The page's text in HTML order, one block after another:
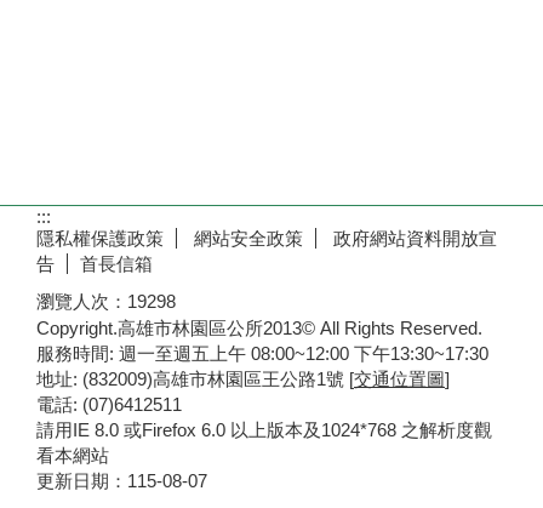
:::
隱私權保護政策
網站安全政策
政府網站資料開放宣
告
首長信箱
瀏覽人次： 19298
Copyright.高雄市林園區公所2013© All Rights Reserved.
服務時間: 週一至週五上午 08:00~12:00 下午13:30~17:30
地址: (832009)高雄市林園區王公路1號 [交通位置圖]
電話: (07)6412511
請用IE 8.0 或Firefox 6.0 以上版本及1024*768 之解析度觀
看本網站
更新日期： 115-08-07